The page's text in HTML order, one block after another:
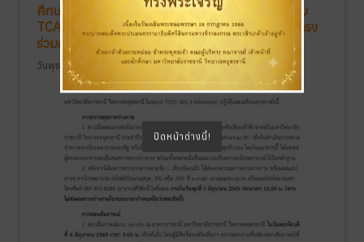
ศึกษาในมหาวิทยาลัยราชธานี วิทยาเขตอุดรธานี ระบบ
TCAS ปีการศึกษา 2569 รอบที่ 3 Admission (รับตรง
ร่วมกัน)
วันพุธ, 01 กรกฎาคม 2569 16:22
ปิดหน้าต่างนี้!